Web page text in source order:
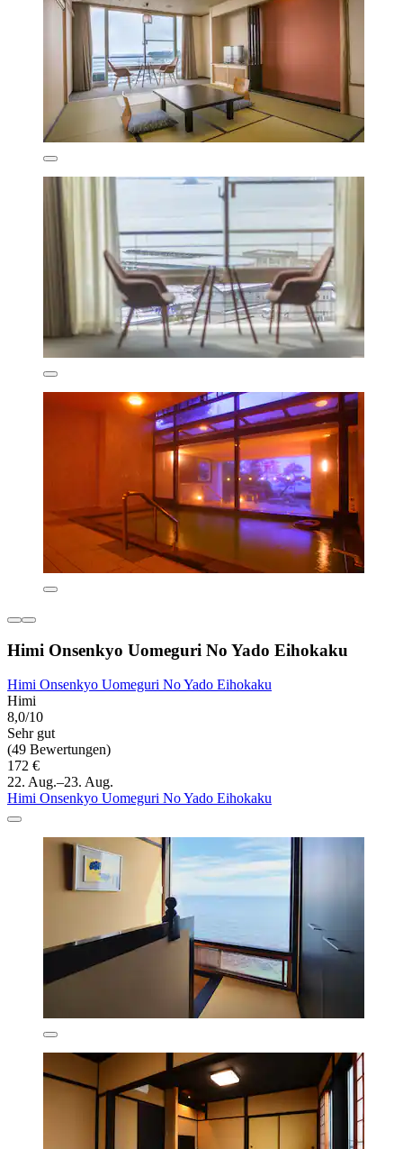
Himi Onsenkyo Uomeguri No Yado Eihokaku
Himi Onsenkyo Uomeguri No Yado Eihokaku
Himi
8,0/10
Sehr gut
(49 Bewertungen)
172 €
22. Aug.–23. Aug.
Himi Onsenkyo Uomeguri No Yado Eihokaku